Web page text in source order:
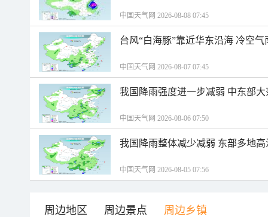
中国天气网 2026-08-08 07:45
台风“白海豚”靠近华东沿海 冷空
中国天气网 2026-08-07 07:45
我国降雨强度进一步减弱 中东部
中国天气网 2026-08-06 07:50
我国降雨整体减少减弱 东部多地
中国天气网 2026-08-05 07:56
周边地区 周边景点 周边乡镇